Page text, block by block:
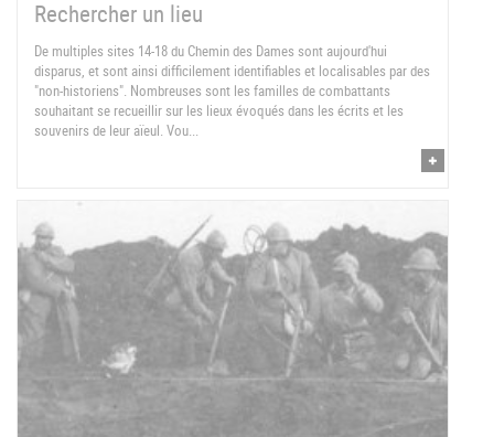
Rechercher un lieu
De multiples sites 14-18 du Chemin des Dames sont aujourd'hui
disparus, et sont ainsi difficilement identifiables et localisables par des
"non-historiens". Nombreuses sont les familles de combattants
souhaitant se recueillir sur les lieux évoqués dans les écrits et les
souvenirs de leur aïeul. Vou...